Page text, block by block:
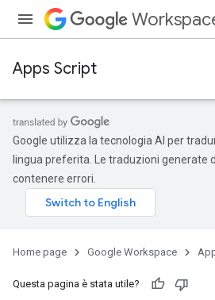
Apps Script
Google utilizza la tecnologia AI per
lingua preferita. Le traduzioni generate
contenere errori.
Home page Google Workspace
Questa pagina è stata utile?